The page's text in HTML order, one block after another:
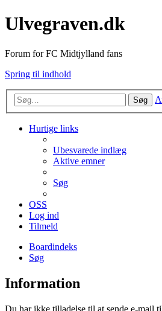
Ulvegraven.dk
Forum for FC Midtjylland fans
Spring til indhold
Søg
Hurtige links
Ubesvarede indlæg
Aktive emner
Søg
OSS
Log ind
Tilmeld
Boardindeks
Søg
Information